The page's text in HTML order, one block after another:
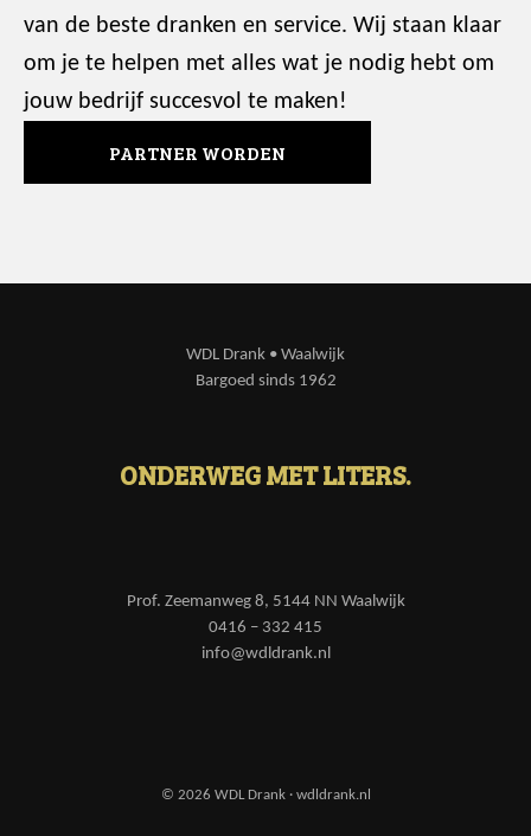
van de beste dranken en service. Wij staan klaar
om je te helpen met alles wat je nodig hebt om
jouw bedrijf succesvol te maken!
PARTNER WORDEN
WDL Drank • Waalwijk
Bargoed sinds 1962
ONDERWEG MET LITERS.
Prof. Zeemanweg 8, 5144 NN Waalwijk
0416 – 332 415
info@wdldrank.nl
© 2026 WDL Drank · wdldrank.nl